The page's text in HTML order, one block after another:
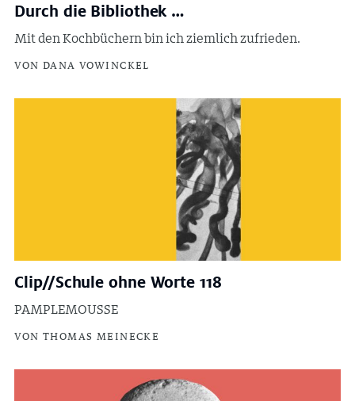
Durch die Bibliothek …
Mit den Kochbüchern bin ich ziemlich zufrieden.
VON DANA VOWINCKEL
Clip//Schule ohne Worte 118
PAMPLEMOUSSE
VON THOMAS MEINECKE